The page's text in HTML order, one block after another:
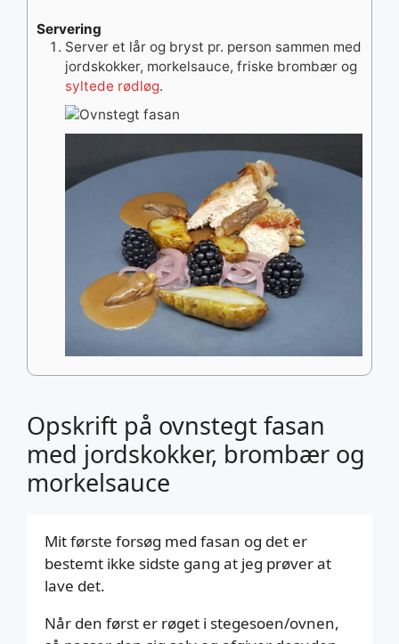
Opskrift på ovnstegt fasan
med jordskokker, brombær og
morkelsauce
Mit første forsøg med fasan og det er
bestemt ikke sidste gang at jeg prøver at
lave det.
Når den først er røget i stegesoen/ovnen,
Servering
Server et lår og bryst pr. person sammen med
jordskokker, morkelsauce, friske brombær og
syltede rødløg.